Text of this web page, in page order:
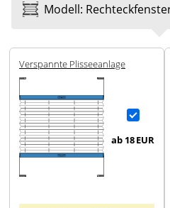
Modell:
Ver­spannte Plissee­anlage
ab 18EUR